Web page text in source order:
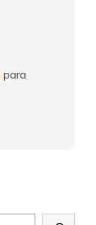
para